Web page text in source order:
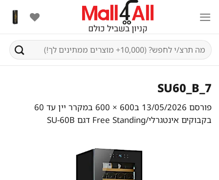
content
חיפוש
עבור:
SU60_B_7
פורסם 13/05/2026 ב600 × 600 ב
מקרר יין עד 60
בקבוקים אינטגרלי/Free Standing דגם SU-60B